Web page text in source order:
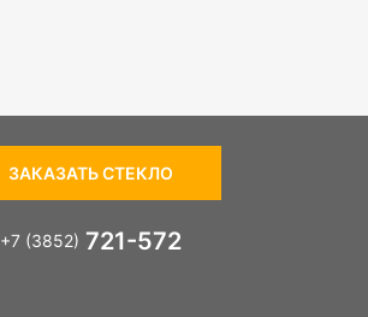
ЗАКАЗАТЬ СТЕКЛО
+7 (3852) 721-572